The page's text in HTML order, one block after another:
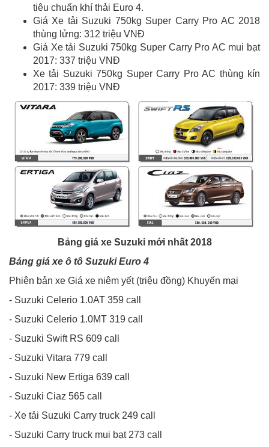
tiêu chuẩn khí thải Euro 4.
Giá Xe tải Suzuki 750kg Super Carry Pro AC 2018
thùng lửng: 312 triệu VNĐ
Giá Xe tải Suzuki 750kg Super Carry Pro AC mui bạt
2017: 337 triệu VNĐ
Xe tải Suzuki 750kg Super Carry Pro AC thùng kín
2017: 339 triệu VNĐ
Bảng giá xe Suzuki mới nhất 2018
Bảng giá xe ô tô Suzuki Euro 4
Phiên bản xe Giá xe niêm yết (triệu đồng) Khuyến mại
- Suzuki Celerio 1.0AT 359 call
- Suzuki Celerio 1.0MT 319 call
- Suzuki Swift RS 609 call
- Suzuki Vitara 779 call
- Suzuki New Ertiga 639 call
- Suzuki Ciaz 565 call
- Xe tải Suzuki Carry truck 249 call
- Suzuki Carry truck mui bạt 273 call